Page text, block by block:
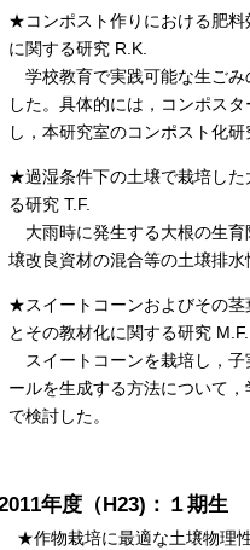
★コンポスト作りにおける肥
に関する研究 R.K.
学校教育で実践可能な生ごみ
した。具体的には，コンポス
し，本研究室のコンポスト化
★過湿条件下の土壌で栽培した
る研究 T.F.
大雨時に発生する大根の生育
壌改良資材の混合等の土壌排水
★スイートコーンおよびその
とその教材化に関する研究 M.F.
スイートコーンを栽培し，子
ールを生成する方法について
で検討した。
年度（H23)：１期生
★作物栽培に最適な土壌物理